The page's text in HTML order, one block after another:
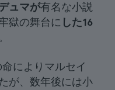
ュマが有名な小説
獄の舞台に した16
によりマルセイ
が、数年後には小